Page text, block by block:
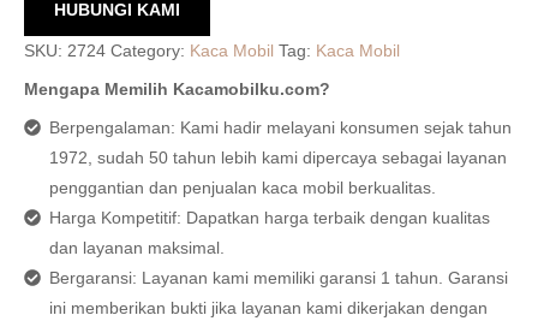
HUBUNGI KAMI
SKU: 2724 Category: Kaca Mobil Tag: Kaca Mobil
Mengapa Memilih Kacamobilku.com?
Berpengalaman: Kami hadir melayani konsumen sejak tahun
1972, sudah 50 tahun lebih kami dipercaya sebagai layanan
penggantian dan penjualan kaca mobil berkualitas.
Harga Kompetitif: Dapatkan harga terbaik dengan kualitas
dan layanan maksimal.
Bergaransi: Layanan kami memiliki garansi 1 tahun. Garansi
ini memberikan bukti jika layanan kami dikerjakan dengan